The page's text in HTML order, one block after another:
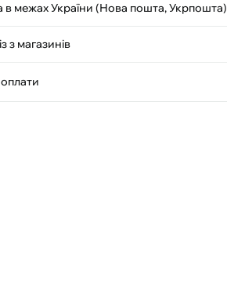
в межах України (Нова пошта, Укрпошта)
з магазинів